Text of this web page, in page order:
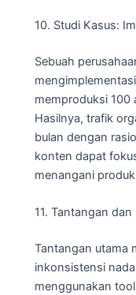
10. Studi Kasus:
Sebuah
memproduksi 100
Hasilnya, trafik
bulan dengan
konten dapat
menangani
11. Tantangan
Tantangan utama
inkonsistensi
menggunakan